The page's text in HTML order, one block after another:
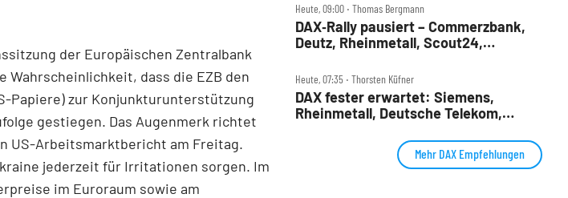
der Europäischen Zentralbank
Wahrscheinlichkeit, dass die EZB den
Papiere) zur Konjunkturunterstützung
gestiegen. Das Augenmerk richtet
US-Arbeitsmarktbericht am Freitag.
jederzeit für Irritationen sorgen. Im
im Euroraum sowie am
Heute, 09:00 ‧ Thomas Bergmann
DAX‑Rally pausiert – Commerzbank,
Deutz, Rheinmetall, Scout24,
Check
Heute, 07:35 ‧ Thorsten Küfner
DAX fester erwartet: Siemens,
Rheinmetall, Deutsche Telekom,
Mehr DAX Empfehlungen